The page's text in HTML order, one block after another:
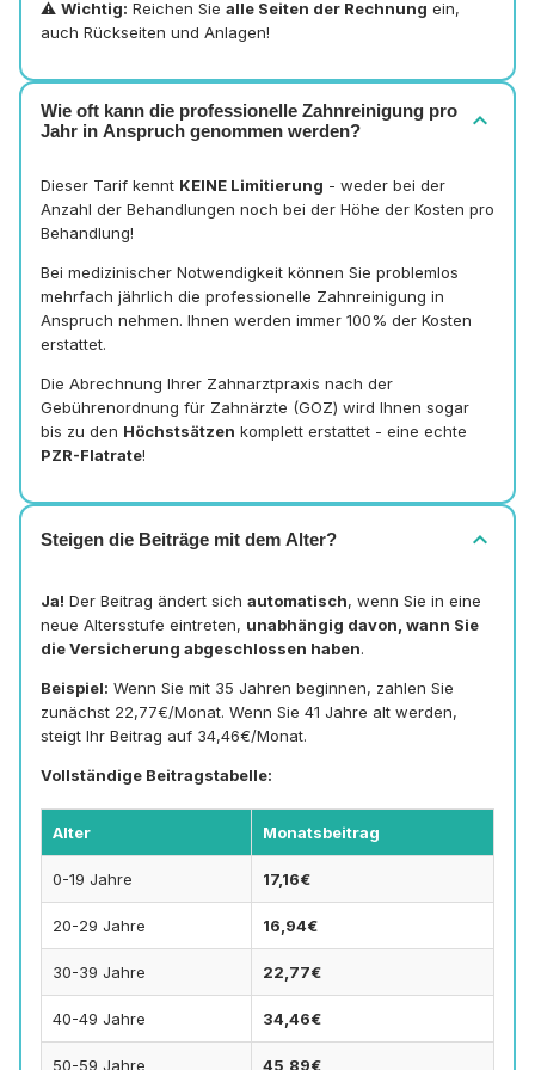
⚠️ Wichtig: Reichen Sie alle Seiten der Rechnung ein,
auch Rückseiten und Anlagen!
Wie oft kann die professionelle Zahnreinigung pro
Jahr in Anspruch genommen werden?
expand_more
Dieser Tarif kennt KEINE Limitierung - weder bei der
Anzahl der Behandlungen noch bei der Höhe der Kosten pro
Behandlung!
Bei medizinischer Notwendigkeit können Sie problemlos
mehrfach jährlich die professionelle Zahnreinigung in
Anspruch nehmen. Ihnen werden immer 100% der Kosten
erstattet.
Die Abrechnung Ihrer Zahnarztpraxis nach der
Gebührenordnung für Zahnärzte (GOZ) wird Ihnen sogar
bis zu den Höchstsätzen komplett erstattet - eine echte
PZR-Flatrate!
Steigen die Beiträge mit dem Alter? expand_more
Ja! Der Beitrag ändert sich automatisch, wenn Sie in eine
neue Altersstufe eintreten, unabhängig davon, wann Sie
die Versicherung abgeschlossen haben.
Beispiel: Wenn Sie mit 35 Jahren beginnen, zahlen Sie
zunächst 22,77€/Monat. Wenn Sie 41 Jahre alt werden,
steigt Ihr Beitrag auf 34,46€/Monat.
Vollständige Beitragstabelle:
Alter Monatsbeitrag
0-19 Jahre 17,16€
20-29 Jahre 16,94€
30-39 Jahre 22,77€
40-49 Jahre 34,46€
50-59 Jahre 45,89€